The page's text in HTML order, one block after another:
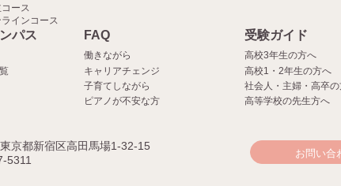
ース
インコース
パス FAQ
働きながら
キャリアチェンジ
子育てしながら
ピアノが不安な方
受験ガイド
高校3年生の方へ
高校1・2年生の方へ
社会人・主婦・高卒の
高等学校の先生方へ
京都新宿区高田馬場1-32-15
5311
お問い合